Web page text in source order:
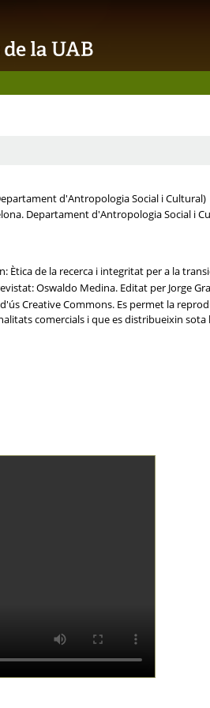
d'Antropologia Social i Cultural)
Departament d'Antropologia Social i
de la recerca i integritat per a la
Oswaldo Medina. Editat per Jorge
Creative Commons. Es permet la
comercials i que es distribueixin